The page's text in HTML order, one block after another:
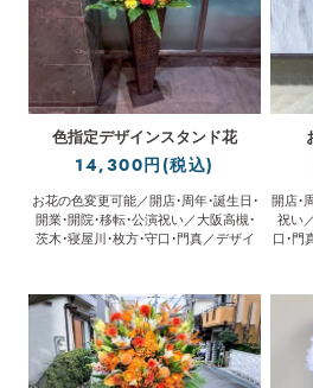
色指定デザインスタンド花
14,300円(税込)
お花の色変更可能／開店・周年・誕生日・
開業・開院・移転・公演祝い／大阪高槻・
茨木・寝屋川・枚方・守口・門真／デザイ
開店・
祝い
口・